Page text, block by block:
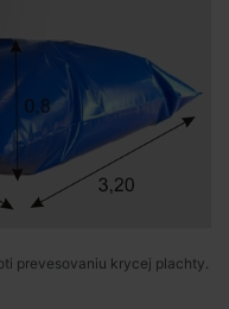
prevesovaniu krycej plachty.